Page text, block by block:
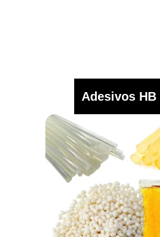
Adesivos